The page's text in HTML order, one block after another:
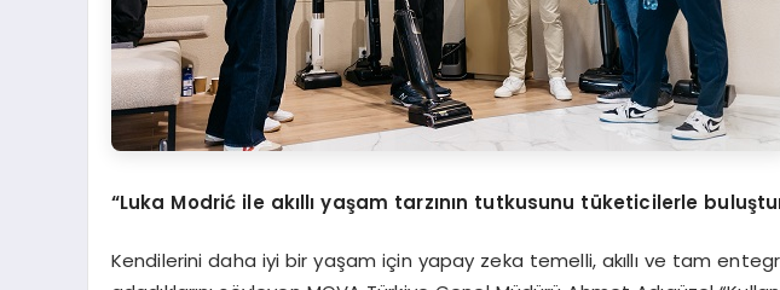
“Luka Modrić ile akıllıyaşam tarzının tutkusunu tüketicilerle buluş
Kendilerini daha iyi bir yaşam için yapay zeka temelli, akıllı ve tam